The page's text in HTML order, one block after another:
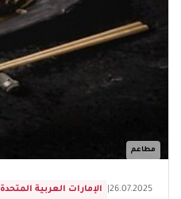
مطاعم
الإمارات العربية المتحدة 26.07.2025